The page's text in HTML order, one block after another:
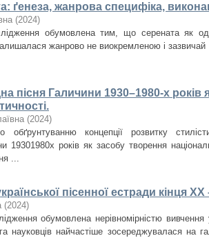
ґенеза, жанрова специфіка,
(2024)
обумовлена тим, що серената як
жанрово не виокремленою і зазвичай
пісня Галичини 1930–1980-­х років
(2024)
обґрунтуванню концепції розвитку
1930­1980­х років як засобу творення
...
пісенної естради кінця ХХ
(2024)
обумовлена нерівномірністю вивчення
науковців найчастіше зосереджувалася на